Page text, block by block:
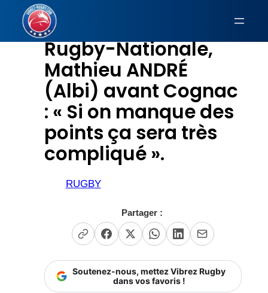
Aller
contenu Rugby-Nationale,
Mathieu ANDRÉ
(Albi) avant Cognac
: « Si on manque des
points ça sera très
compliqué ».
RUGBY
Partager :
Soutenez-nous, mettez Vibrez Rugby
dans vos favoris !